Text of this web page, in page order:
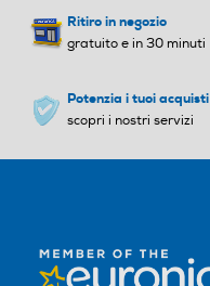
Ritiro in negozio
gratuito e in 30 minuti
Potenzia i tuoi acquisti
scopri i nostri servizi